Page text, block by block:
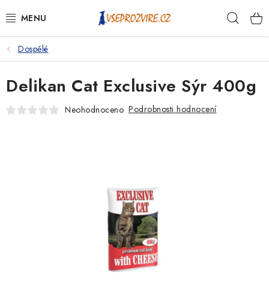
na
PSI
KOČKY
KONĚ
KRÁLÍCI/HLODAVCI/PTÁCI
Dospělé
Delikan Cat Exclusive Sýr 400g
Neohodnoceno Podrobnosti hodnocení